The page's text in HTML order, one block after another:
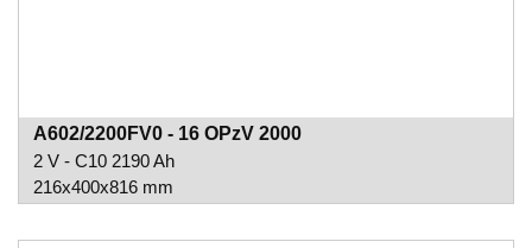
A602/2200FV0 - 16 OPzV 2000
2 V - C10 2190 Ah
216x400x816 mm